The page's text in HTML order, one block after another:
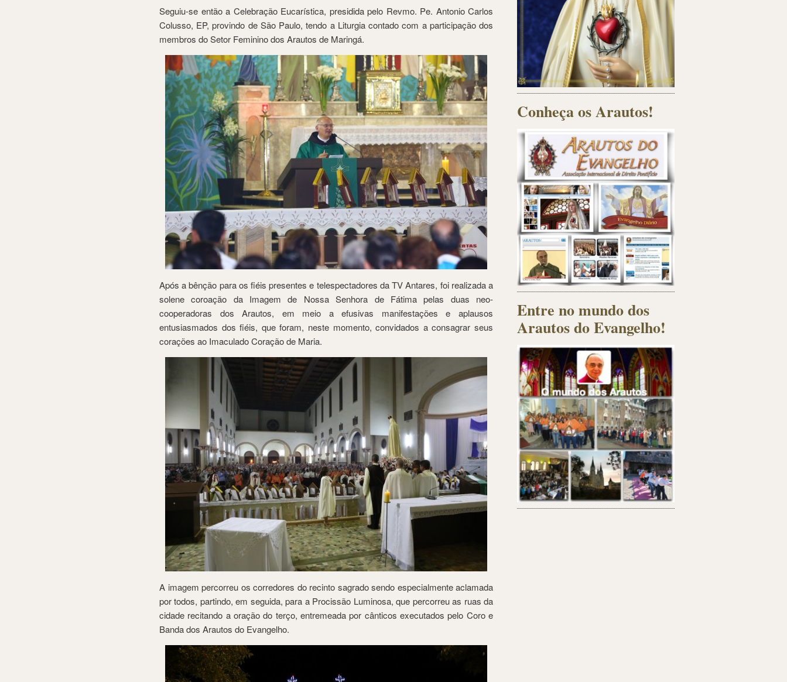
Seguiu-se então a Celebração Eucarística, presidida pelo Revmo. Pe. Antonio Carlos
Colusso, EP, provindo de São Paulo, tendo a Liturgia contado com a participação dos
membros do Setor Feminino dos Arautos de Maringá.
Após a bênção para os fiéis presentes e telespectadores da TV Antares, foi realizada a
solene coroação da Imagem de Nossa Senhora de Fátima pelas duas neo-
cooperadoras dos Arautos, em meio a efusivas manifestações e aplausos
entusiasmados dos fiéis, que foram, neste momento, convidados a consagrar seus
corações ao Imaculado Coração de Maria.
A imagem percorreu os corredores do recinto sagrado sendo especialmente aclamada
por todos, partindo, em seguida, para a Procissão Luminosa, que percorreu as ruas da
cidade recitando a oração do terço, entremeada por cânticos executados pelo Coro e
Banda dos Arautos do Evangelho.
Conheça os Arautos!
Entre no mundo dos
Arautos do Evangelho!